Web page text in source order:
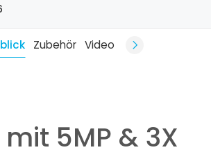
Zubehör Video
5MP & 3X